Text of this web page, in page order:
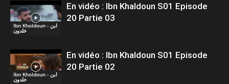
Ibn Kholdoun - ابن
خلدون
En vidéo : Ibn Khaldoun S01 Episode
20 Partie 03
Ibn Kholdoun - ابن
خلدون
En vidéo : Ibn Khaldoun S01 Episode
20 Partie 02